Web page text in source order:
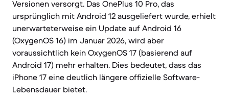
Versionen versorgt. Das OnePlus 10 Pro, das
ursprünglich mit Android 12 ausgeliefert wurde, erhielt
unerwarteterweise ein Update auf Android 16
(OxygenOS 16) im Januar 2026, wird aber
voraussichtlich kein OxygenOS 17 (basierend auf
Android 17) mehr erhalten. Dies bedeutet, dass das
iPhone 17 eine deutlich längere offizielle Software-
Lebensdauer bietet.